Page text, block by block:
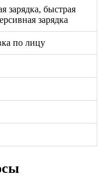
зарядка, быстрая
зарядка
по лицу